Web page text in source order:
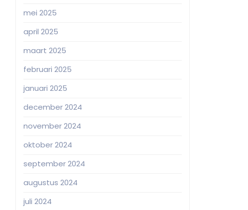
mei 2025
april 2025
maart 2025
februari 2025
januari 2025
december 2024
november 2024
oktober 2024
september 2024
augustus 2024
juli 2024